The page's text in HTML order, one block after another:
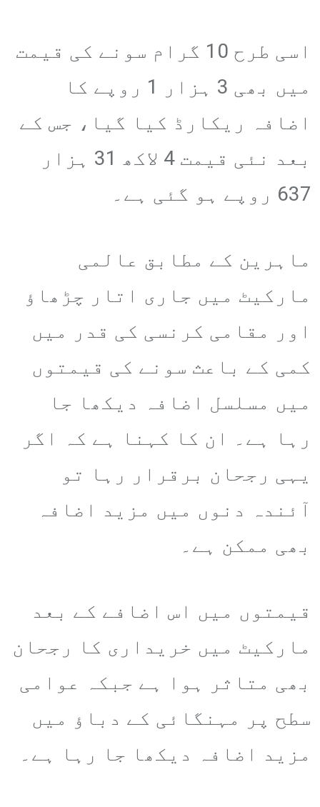
اسی طرح 10 گرام سونے کی قیمت
میں بھی 3 ہزار 1 روپے کا
اضافہ ریکارڈ کیا گیا، جس کے
بعد نئی قیمت 4 لاکھ 31 ہزار
637 روپے ہو گئی ہے۔
ماہرین کے مطابق عالمی
مارکیٹ میں جاری اتار چڑھاؤ
اور مقامی کرنسی کی قدر میں
کمی کے باعث سونے کی قیمتوں
میں مسلسل اضافہ دیکھا جا
رہا ہے۔ ان کا کہنا ہے کہ اگر
یہی رجحان برقرار رہا تو
آئندہ دنوں میں مزید اضافہ
بھی ممکن ہے۔
قیمتوں میں اس اضافے کے بعد
مارکیٹ میں خریداری کا رجحان
بھی متاثر ہوا ہے جبکہ عوامی
سطح پر مہنگائی کے دباؤ میں
مزید اضافہ دیکھا جا رہا ہے۔